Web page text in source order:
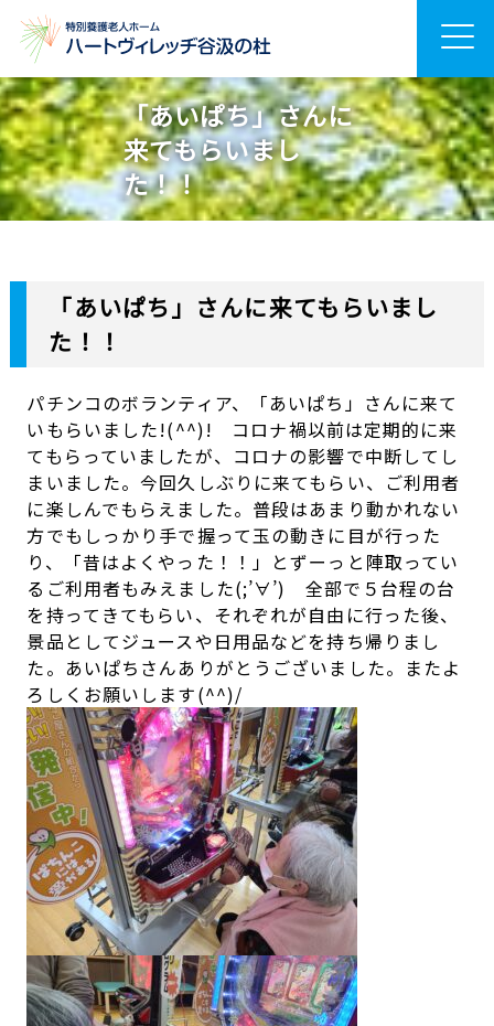
「あいぱち」さんに
来てもらいまし
た！！
「あいぱち」さんに来てもらいまし
た！！
パチンコのボランティア、「あいぱち」さんに来て
いもらいました!(^^)! コロナ禍以前は定期的に来
てもらっていましたが、コロナの影響で中断してし
まいました。今回久しぶりに来てもらい、ご利用者
に楽しんでもらえました。普段はあまり動かれない
方でもしっかり手で握って玉の動きに目が行った
り、「昔はよくやった！！」とずーっと陣取ってい
るご利用者もみえました(;’∀’) 全部で５台程の台
を持ってきてもらい、それぞれが自由に行った後、
景品としてジュースや日用品などを持ち帰りまし
た。あいぱちさんありがとうございました。またよ
ろしくお願いします(^^)/